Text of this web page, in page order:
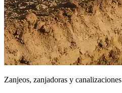
Zanjeos, zanjadoras y canalizaciones